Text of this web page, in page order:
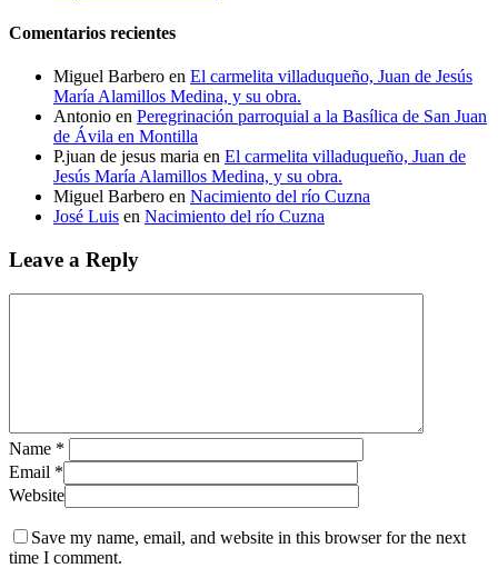
Comentarios recientes
Miguel Barbero en El carmelita villaduqueño, Juan de Jesús
María Alamillos Medina, y su obra.
Antonio en Peregrinación parroquial a la Basílica de San Juan
de Ávila en Montilla
P.juan de jesus maria en El carmelita villaduqueño, Juan de
Jesús María Alamillos Medina, y su obra.
Miguel Barbero en Nacimiento del río Cuzna
José Luis en Nacimiento del río Cuzna
Leave a Reply
Name *
Email *
Website
Save my name, email, and website in this browser for the next
time I comment.